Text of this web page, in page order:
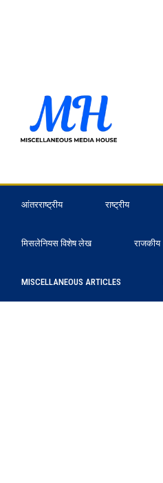
आंतरराष्ट्रीय राष्ट्रीय
मिसलेनियस विशेष लेख राजकीय
MISCELLANEOUS ARTICLES